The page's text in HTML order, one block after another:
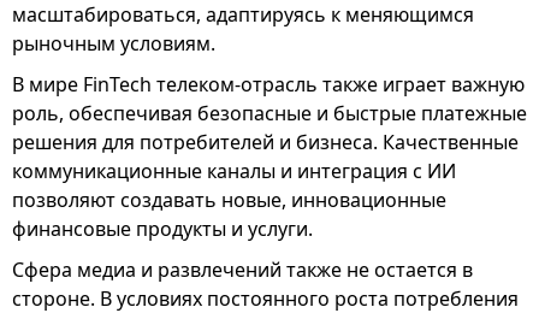
масштабироваться, адаптируясь к меняющимся
рыночным условиям.
В мире FinTech телеком-отрасль также играет важную
роль, обеспечивая безопасные и быстрые платежные
решения для потребителей и бизнеса. Качественные
коммуникационные каналы и интеграция с ИИ
позволяют создавать новые, инновационные
финансовые продукты и услуги.
Сфера медиа и развлечений также не остается в
стороне. В условиях постоянного роста потребления